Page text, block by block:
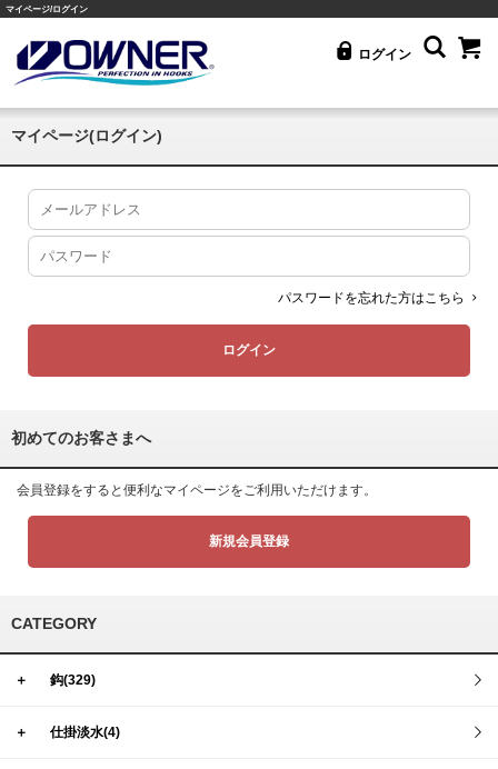
マイページ/ログイン
ログイン
マイページ(ログイン)
パスワードを忘れた方はこちら
初めてのお客さまへ
会員登録をすると便利なマイページをご利用いただけます。
新規会員登録
CATEGORY
＋ 鈎(329)
＋ 仕掛淡水(4)